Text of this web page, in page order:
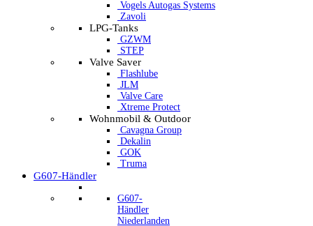
Vogels Autogas Systems
Zavoli
LPG-Tanks
GZWM
STEP
Valve Saver
Flashlube
JLM
Valve Care
Xtreme Protect
Wohnmobil & Outdoor
Cavagna Group
Dekalin
GOK
Truma
G607-Händler
G607-
Händler
Niederlanden